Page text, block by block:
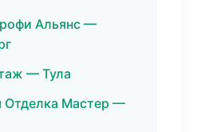
Альянс —
— Тула
Отделка Мастер —